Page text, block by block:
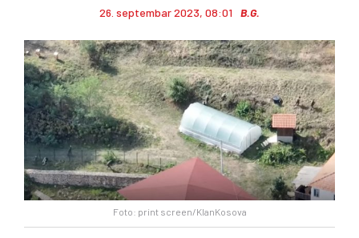
26. septembar 2023, 08:01 B.G.
Foto: print screen/KlanKosova